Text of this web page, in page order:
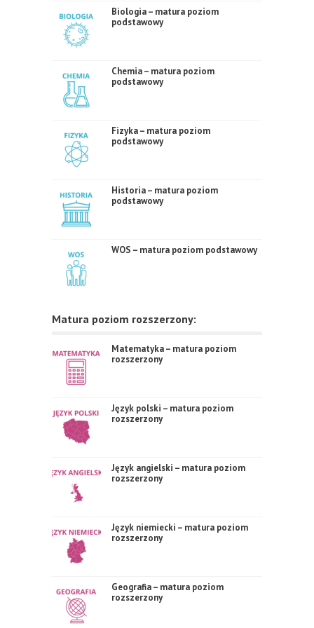
Biologia – matura poziom
podstawowy
Chemia – matura poziom
podstawowy
Fizyka – matura poziom
podstawowy
Historia – matura poziom
podstawowy
WOS – matura poziom podstawowy
Matura poziom rozszerzony:
Matematyka – matura poziom
rozszerzony
Język polski – matura poziom
rozszerzony
Język angielski – matura poziom
rozszerzony
Język niemiecki – matura poziom
rozszerzony
Geografia – matura poziom
rozszerzony